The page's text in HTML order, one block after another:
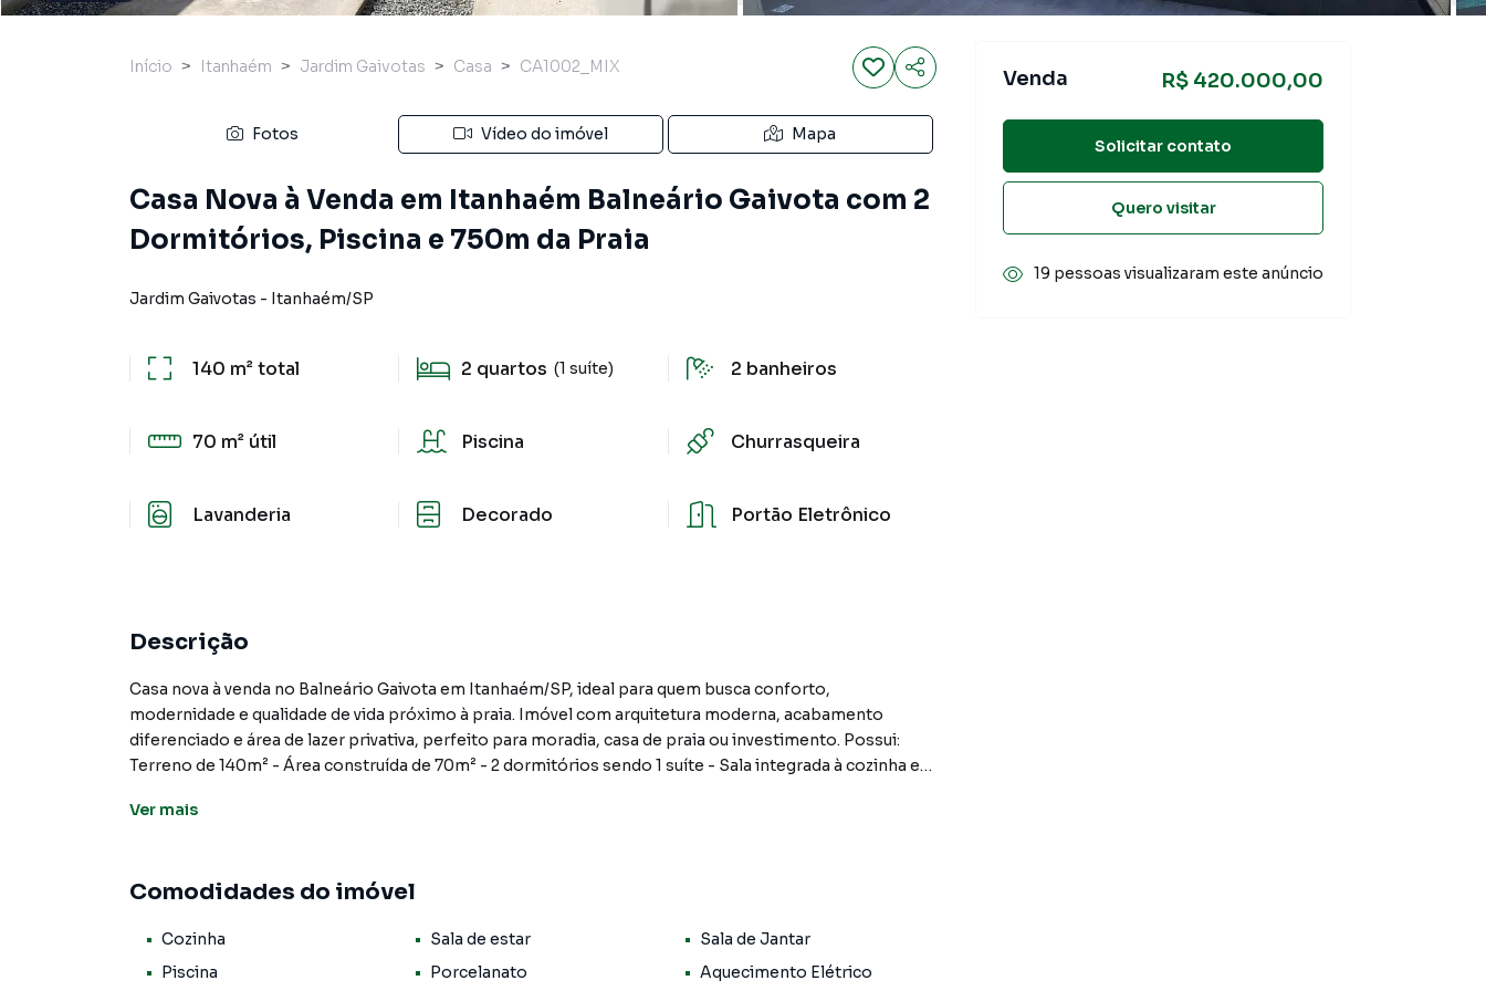
Início Itanhaém Jardim Gaivotas Casa CA1002_MIX
Fotos Vídeo do imóvel Mapa
Casa Nova à Venda em Itanhaém Balneário Gaivota com 2
Dormitórios, Piscina e 750m da Praia
Jardim Gaivotas - Itanhaém/SP
140 m²total 2 quartos (1 suíte) 2 banheiros
70 m² útil Piscina Churrasqueira
Lavanderia Decorado Portão Eletrônico
Descrição
Casa nova à venda no Balneário Gaivota em Itanhaém/SP, ideal para quem busca conforto,
modernidade e qualidade de vida próximo à praia. Imóvel com arquitetura moderna, acabamento
diferenciado e área de lazer privativa, perfeito para moradia, casa de praia ou investimento. Possui:
Terreno de 140m² - Área construída de 70m² - 2 dormitórios sendo 1 suíte - Sala integrada à cozinha em
bem ventilados e iluminados naturalmente.
moderno em alumínio - Cozinha com gabinete planejado - Banheiros com gabinete instalado - Box de
Área de lazer completa com: Piscina privativa com iluminação em LED azul - Banco molhado para maior
Ver mais
Comodidades do imóvel
Cozinha Sala de estar
Sala de Jantar
Piscina
Porcelanato
Aquecimento Elétrico
Venda R$ 420.000,00
Solicitar contato
Quero visitar
19 pessoas visualizaram este anúncio